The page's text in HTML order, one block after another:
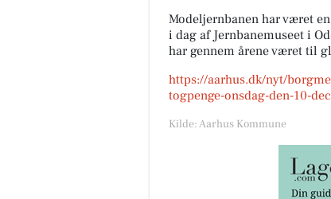
Modeljernbanen har været
i dag af Jernbanemuseet i
har gennem årene været til
https://aarhus.dk/nyt/
togpenge-onsdag-den-10-
Kilde: Aarhus Kommune